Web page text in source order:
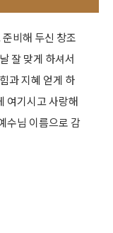
비해 두신 창조
잘 맞게 하셔서
과 지혜 얻게 하
여기시고 사랑해
수님 이름으로 감